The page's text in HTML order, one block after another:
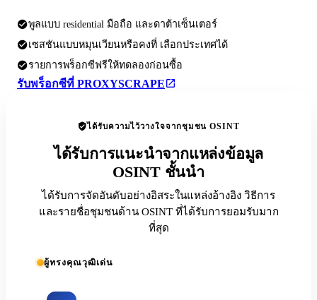
พูลแบบ residential มือถือ และดาต้าเซ็นเตอร์
เซสชันแบบหมุนเวียนหรือคงที่ เลือกประเทศได้
รายการพร็อกซีฟรีให้ทดลองก่อนซื้อ
รับพร็อกซีที่ PROXYSCRAPE
ได้รับความไว้วางใจจากชุมชน OSINT
ได้รับการแนะนำจากแหล่งข้อมูล
OSINT ชั้นนำ
ได้รับการจัดอันดับอย่างอิสระในแหล่งอ้างอิง วิธีการ
และรายชื่อชุมชนด้าน OSINT ที่ได้รับการยอมรับมาก
ที่สุด
ผู้ทรงคุณวุฒิเด่น